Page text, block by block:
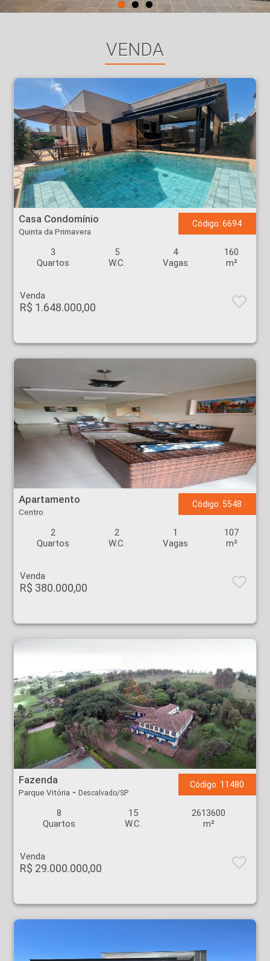
VENDA
Casa Condomínio - Quinta da Primavera - Ribeirão Preto
Casa Condomínio
Quinta da Primavera
Código: 6694
3
Quartos
5
W.C.
4
Vagas
160
m²
Venda
R$ 1.648.000,00
Apartamento
Centro
Código: 5548
2
Quartos
2
W.C.
1
Vagas
107
m²
Venda
R$ 380.000,00
Fazenda - Parque Vitória - Descalvado
Fazenda
Parque Vitória - Descalvado/SP
Código: 11480
8
Quartos
15
W.C.
2613600
m²
Venda
R$ 29.000.000,00